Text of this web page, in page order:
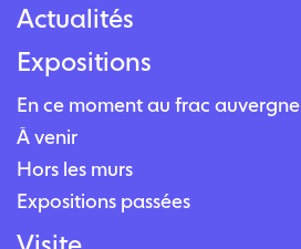
Actualités
Expositions
En ce moment au frac auvergne
À venir
Hors les murs
Expositions passées